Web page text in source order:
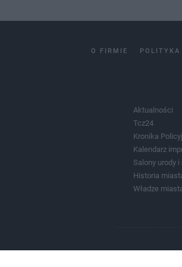
O FIRMIE POLITYKA
Aktualności
Tcz24
Kronika
Kalendarz
Salony urody i
Historia
Władze